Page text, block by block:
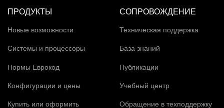
ПРОДУКТЫ
Новые возможности
Системы и процессоры
Нормы Еврокод
Конфигурации и цены
Купить или оформить
СОПРОВОЖДЕНИЕ
Техническая поддержка
База знаний
Публикации
Учебный центр
Обращение в техподдержку